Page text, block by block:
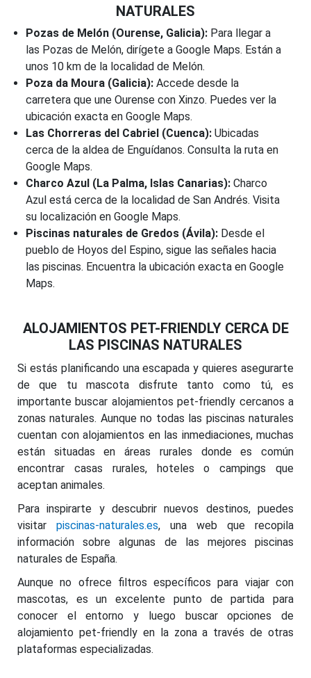
NATURALES
Pozas de Melón (Ourense, Galicia): Para llegar a
las Pozas de Melón, dirígete a Google Maps. Están a
unos 10 km de la localidad de Melón.
Poza da Moura (Galicia): Accede desde la
carretera que une Ourense con Xinzo. Puedes ver la
ubicación exacta en Google Maps.
Las Chorreras del Cabriel (Cuenca): Ubicadas
cerca de la aldea de Enguídanos. Consulta la ruta en
Google Maps.
Charco Azul (La Palma, Islas Canarias): Charco
Azul está cerca de la localidad de San Andrés. Visita
su localización en Google Maps.
Piscinas naturales de Gredos (Ávila): Desde el
pueblo de Hoyos del Espino, sigue las señales hacia
las piscinas. Encuentra la ubicación exacta en Google
Maps.
ALOJAMIENTOS PET-FRIENDLY CERCA DE
LAS PISCINAS NATURALES
Si estás planificando una escapada y quieres asegurarte
de que tu mascota disfrute tanto como tú, es
importante buscar alojamientos pet-friendly cercanos a
zonas naturales. Aunque no todas las piscinas naturales
cuentan con alojamientos en las inmediaciones, muchas
están situadas en áreas rurales donde es común
encontrar casas rurales, hoteles o campings que
aceptan animales.
Para inspirarte y descubrir nuevos destinos, puedes
visitar piscinas-naturales.es, una web que recopila
información sobre algunas de las mejores piscinas
naturales de España.
Aunque no ofrece filtros específicos para viajar con
mascotas, es un excelente punto de partida para
conocer el entorno y luego buscar opciones de
alojamiento pet-friendly en la zona a través de otras
plataformas especializadas.